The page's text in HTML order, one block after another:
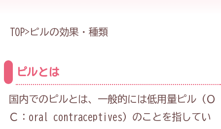
TOP> ピルの効果・種類
ピルとは
国内でのピルとは、一般的には低用量ピル（Ｏ
Ｃ： oral contraceptives ）のことを指してい